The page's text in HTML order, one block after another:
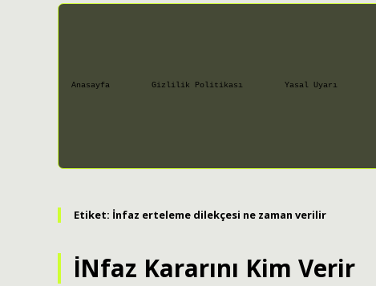
Anasayfa Gizlilik Politikası Yasal Uyarı
Etiket: İnfaz erteleme dilekçesi ne zaman verilir
İNfaz Kararını Kim Verir